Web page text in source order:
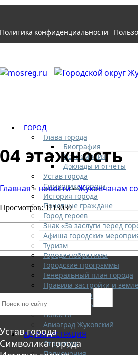
Политика конфиденциальности |
ГОРОД
Глава города
Биография
Полномочия
Доклады и отчеты
Устав города
Символика города
История города
Почетные граждане
Город героев
Знак «За заслуги перед
Афиша городских
Туризм
Города-побратимы
Городские программы
Генеральный план города
Правила застройки и
Экстренные службы
Медиа галерея
Новости
Авиаград Жуковский
АДМИНИСТРАЦИЯ
Структура
Полномочия
04 этажность
Главная» новости»Жуковчанам
Просмотров: 1113030
Устав города
Символика города